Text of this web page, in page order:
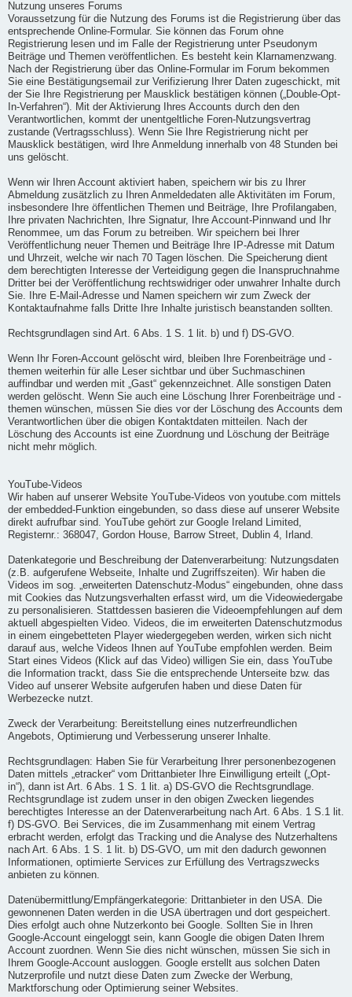
Nutzung unseres Forums
Voraussetzung für die Nutzung des Forums ist die Registrierung über das
entsprechende Online-Formular. Sie können das Forum ohne
Registrierung lesen und im Falle der Registrierung unter Pseudonym
Beiträge und Themen veröffentlichen. Es besteht kein Klarnamenzwang.
Nach der Registrierung über das Online-Formular im Forum bekommen
Sie eine Bestätigungsemail zur Verifizierung Ihrer Daten zugeschickt, mit
der Sie Ihre Registrierung per Mausklick bestätigen können („Double-Opt-
In-Verfahren“). Mit der Aktivierung Ihres Accounts durch den den
Verantwortlichen, kommt der unentgeltliche Foren-Nutzungsvertrag
zustande (Vertragsschluss). Wenn Sie Ihre Registrierung nicht per
Mausklick bestätigen, wird Ihre Anmeldung innerhalb von 48 Stunden bei
uns gelöscht.
Wenn wir Ihren Account aktiviert haben, speichern wir bis zu Ihrer
Abmeldung zusätzlich zu Ihren Anmeldedaten alle Aktivitäten im Forum,
insbesondere Ihre öffentlichen Themen und Beiträge, Ihre Profilangaben,
Ihre privaten Nachrichten, Ihre Signatur, Ihre Account-Pinnwand und Ihr
Renommee, um das Forum zu betreiben. Wir speichern bei Ihrer
Veröffentlichung neuer Themen und Beiträge Ihre IP-Adresse mit Datum
und Uhrzeit, welche wir nach 70 Tagen löschen. Die Speicherung dient
dem berechtigten Interesse der Verteidigung gegen die Inanspruchnahme
Dritter bei der Veröffentlichung rechtswidriger oder unwahrer Inhalte durch
Sie. Ihre E-Mail-Adresse und Namen speichern wir zum Zweck der
Kontaktaufnahme falls Dritte Ihre Inhalte juristisch beanstanden sollten.
Rechtsgrundlagen sind Art. 6 Abs. 1 S. 1 lit. b) und f) DS-GVO.
Wenn Ihr Foren-Account gelöscht wird, bleiben Ihre Forenbeiträge und -
themen weiterhin für alle Leser sichtbar und über Suchmaschinen
auffindbar und werden mit „Gast“ gekennzeichnet. Alle sonstigen Daten
werden gelöscht. Wenn Sie auch eine Löschung Ihrer Forenbeiträge und -
themen wünschen, müssen Sie dies vor der Löschung des Accounts dem
Verantwortlichen über die obigen Kontaktdaten mitteilen. Nach der
Löschung des Accounts ist eine Zuordnung und Löschung der Beiträge
nicht mehr möglich.
YouTube-Videos
Wir haben auf unserer Website YouTube-Videos von youtube.com mittels
der embedded-Funktion eingebunden, so dass diese auf unserer Website
direkt aufrufbar sind. YouTube gehört zur Google Ireland Limited,
Registernr.: 368047, Gordon House, Barrow Street, Dublin 4, Irland.
Datenkategorie und Beschreibung der Datenverarbeitung: Nutzungsdaten
(z.B. aufgerufene Webseite, Inhalte und Zugriffszeiten). Wir haben die
Videos im sog. „erweiterten Datenschutz-Modus“ eingebunden, ohne dass
mit Cookies das Nutzungsverhalten erfasst wird, um die Videowiedergabe
zu personalisieren. Stattdessen basieren die Videoempfehlungen auf dem
aktuell abgespielten Video. Videos, die im erweiterten Datenschutzmodus
in einem eingebetteten Player wiedergegeben werden, wirken sich nicht
darauf aus, welche Videos Ihnen auf YouTube empfohlen werden. Beim
Start eines Videos (Klick auf das Video) willigen Sie ein, dass YouTube
die Information trackt, dass Sie die entsprechende Unterseite bzw. das
Video auf unserer Website aufgerufen haben und diese Daten für
Werbezecke nutzt.
Zweck der Verarbeitung: Bereitstellung eines nutzerfreundlichen
Angebots, Optimierung und Verbesserung unserer Inhalte.
Rechtsgrundlagen: Haben Sie für Verarbeitung Ihrer personenbezogenen
Daten mittels „etracker“ vom Drittanbieter Ihre Einwilligung erteilt („Opt-
in“), dann ist Art. 6 Abs. 1 S. 1 lit. a) DS-GVO die Rechtsgrundlage.
Rechtsgrundlage ist zudem unser in den obigen Zwecken liegendes
berechtigtes Interesse an der Datenverarbeitung nach Art. 6 Abs. 1 S.1 lit.
f) DS-GVO. Bei Services, die im Zusammenhang mit einem Vertrag
erbracht werden, erfolgt das Tracking und die Analyse des Nutzerhaltens
nach Art. 6 Abs. 1 S. 1 lit. b) DS-GVO, um mit den dadurch gewonnen
Informationen, optimierte Services zur Erfüllung des Vertragszwecks
anbieten zu können.
Datenübermittlung/Empfängerkategorie: Drittanbieter in den USA. Die
gewonnenen Daten werden in die USA übertragen und dort gespeichert.
Dies erfolgt auch ohne Nutzerkonto bei Google. Sollten Sie in Ihren
Google-Account eingeloggt sein, kann Google die obigen Daten Ihrem
Account zuordnen. Wenn Sie dies nicht wünschen, müssen Sie sich in
Ihrem Google-Account ausloggen. Google erstellt aus solchen Daten
Nutzerprofile und nutzt diese Daten zum Zwecke der Werbung,
Marktforschung oder Optimierung seiner Websites.